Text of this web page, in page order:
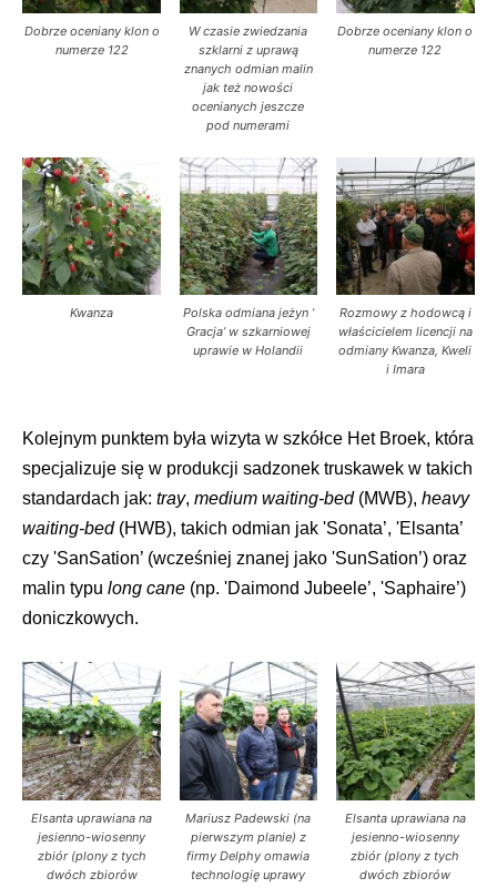
Dobrze oceniany klon o
numerze 122
W czasie zwiedzania
szklarni z uprawą
znanych odmian malin
jak też nowości
ocenianych jeszcze
pod numerami
Dobrze oceniany klon o
numerze 122
Kwanza
Polska odmiana jeżyn ’
Gracja’ w szkarniowej
uprawie w Holandii
Rozmowy z hodowcą i
właścicielem licencji na
odmiany Kwanza, Kweli
i Imara
Kolejnym punktem była wizyta w szkółce Het Broek, która
specjalizuje się w produkcji sadzonek truskawek w takich
standardach jak: tray, medium waiting-bed (MWB), heavy
waiting-bed(HWB), takich odmian jak 'Sonata’, 'Elsanta’
czy 'SanSation’ (wcześniej znanej jako 'SunSation’) oraz
malin typu long cane (np. 'Daimond Jubeele’, 'Saphaire’)
doniczkowych.
Elsanta uprawiana na
jesienno-wiosenny
zbiór (plony z tych
dwóch zbiorów
Mariusz Padewski (na
pierwszym planie) z
firmy Delphy omawia
technologię uprawy
Elsanta uprawiana na
jesienno-wiosenny
zbiór (plony z tych
dwóch zbiorów